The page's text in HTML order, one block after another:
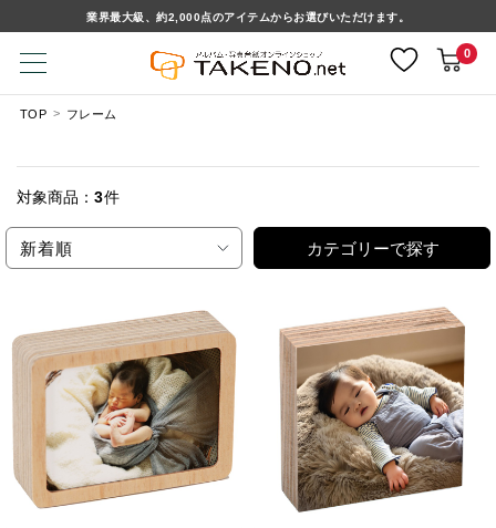
業界最大級、約2,000点のアイテムからお選びいただけます。
0
TOP フレーム
対象商品： 3件
新着順 カテゴリーで探す